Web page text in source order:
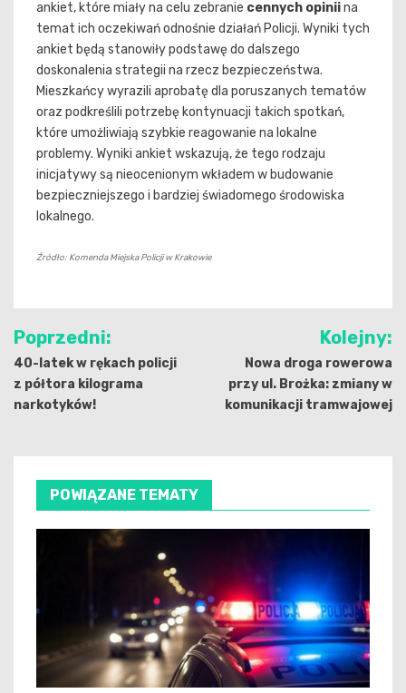
ankiet, które miały na celu zebranie cennych opiniina
temat ich oczekiwań odnośnie działań Policji. Wyniki tych
ankiet będą stanowiły podstawę do dalszego
doskonalenia strategii na rzecz bezpieczeństwa.
Mieszkańcy wyrazili aprobatę dla poruszanych tematów
oraz podkreślili potrzebę kontynuacji takich spotkań,
które umożliwiają szybkie reagowanie na lokalne
problemy. Wyniki ankiet wskazują, że tego rodzaju
inicjatywy są nieocenionym wkładem w budowanie
bezpieczniejszego i bardziej świadomego środowiska
lokalnego.
Źródło: Komenda Miejska Policji w Krakowie
Nawigacja
wpisu
Poprzedni:
40-latek w rękach policji
z półtora kilograma
narkotyków!
Kolejny:
Nowa droga rowerowa
przy ul. Brożka: zmiany w
komunikacji tramwajowej
POWIĄZANE TEMATY